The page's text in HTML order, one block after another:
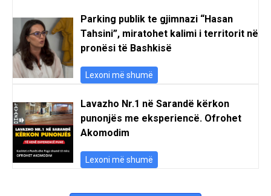
Parking publik te gjimnazi “Hasan
Tahsini”, miratohet kalimi i territorit në
pronësi të Bashkisë
Lexoni më shumë
Lavazho Nr.1 në Sarandë kërkon
punonjës me eksperiencë. Ofrohet
Akomodim
Lexoni më shumë